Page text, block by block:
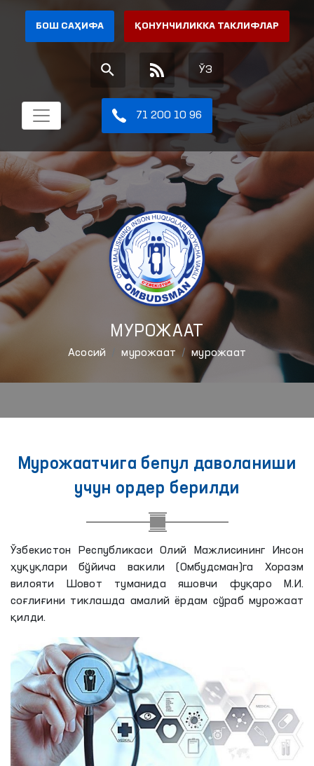
БОШ САҲИФА ҚОНУНЧИЛИККА ТАКЛИФЛАР
ЎЗ
71 200 10 96
МУРОЖААТ
Aсосий мурожаат мурожаат
Мурожаатчига бепул даволаниши
учун ордер берилди
Ўзбекистон Республикаси Олий Мажлисининг Инсон
ҳуқуқлари бўйича вакили (Омбудсман)га Хоразм
вилояти Шовот туманида яшовчи фуқаро М.И.
соғлиғини тиклашда амалий ёрдам сўраб мурожаат
қилди.